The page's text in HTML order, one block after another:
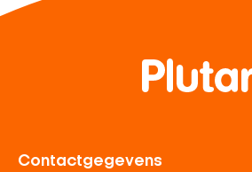
Contactgegevens